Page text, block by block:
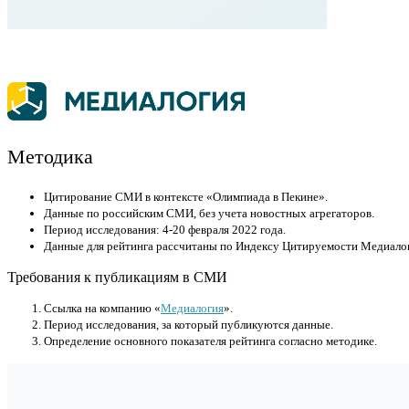
Методика
Цитирование СМИ в контексте «Олимпиада в Пекине».
Данные по российским СМИ, без учета новостных агрегаторов.
Период исследования: 4-20 февраля 2022 года.
Данные для рейтинга рассчитаны по Индексу Цитируемости
Требования к публикациям в СМИ
Cсылка на компанию «Медиалогия».
Период исследования, за который публикуются данные.
Определение основного показателя рейтинга согласно методике.